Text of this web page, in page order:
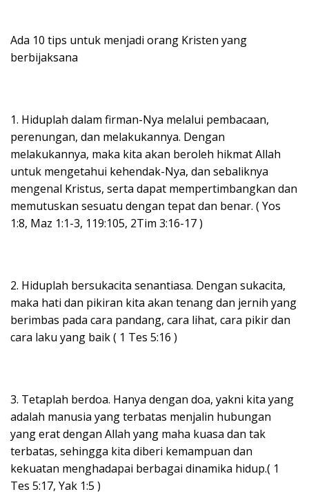
Ada 10 tips untuk menjadi orang Kristen yang
berbijaksana
1. Hiduplah dalam firman-Nya melalui pembacaan,
perenungan, dan melakukannya. Dengan
melakukannya, maka kita akan beroleh hikmat Allah
untuk mengetahui kehendak-Nya, dan sebaliknya
mengenal Kristus, serta dapat mempertimbangkan dan
memutuskan sesuatu dengan tepat dan benar. ( Yos
1:8, Maz 1:1-3, 119:105, 2Tim 3:16-17 )
2. Hiduplah bersukacita senantiasa. Dengan sukacita,
maka hati dan pikiran kita akan tenang dan jernih yang
berimbas pada cara pandang, cara lihat, cara pikir dan
cara laku yang baik ( 1 Tes 5:16 )
3. Tetaplah berdoa. Hanya dengan doa, yakni kita yang
adalah manusia yang terbatas menjalin hubungan
yang erat dengan Allah yang maha kuasa dan tak
terbatas, sehingga kita diberi kemampuan dan
kekuatan menghadapai berbagai dinamika hidup.( 1
Tes 5:17, Yak 1:5 )